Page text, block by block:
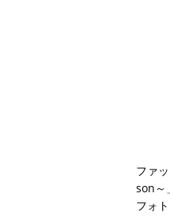
ファ
son～
フォ